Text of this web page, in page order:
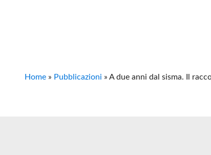
Home » Pubblicazioni » A due anni dal sisma. Il